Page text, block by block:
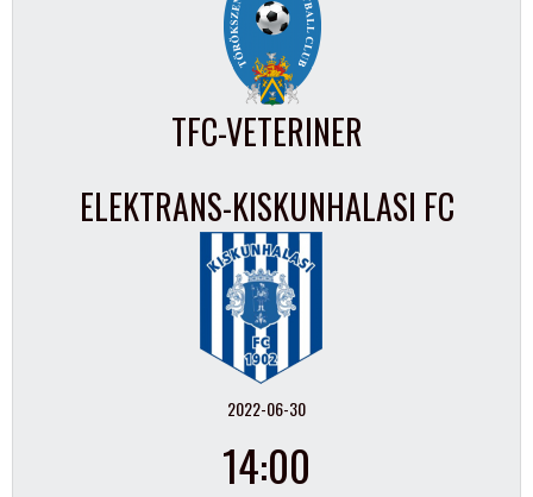
TFC-VETERINER
ELEKTRANS-KISKUNHALASI FC
2022-06-30
14:00